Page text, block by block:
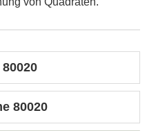
80020